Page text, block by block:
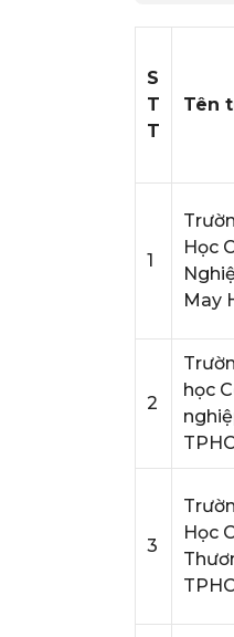
S
T
T
Tên
1
Học
May
2
học
3
Học